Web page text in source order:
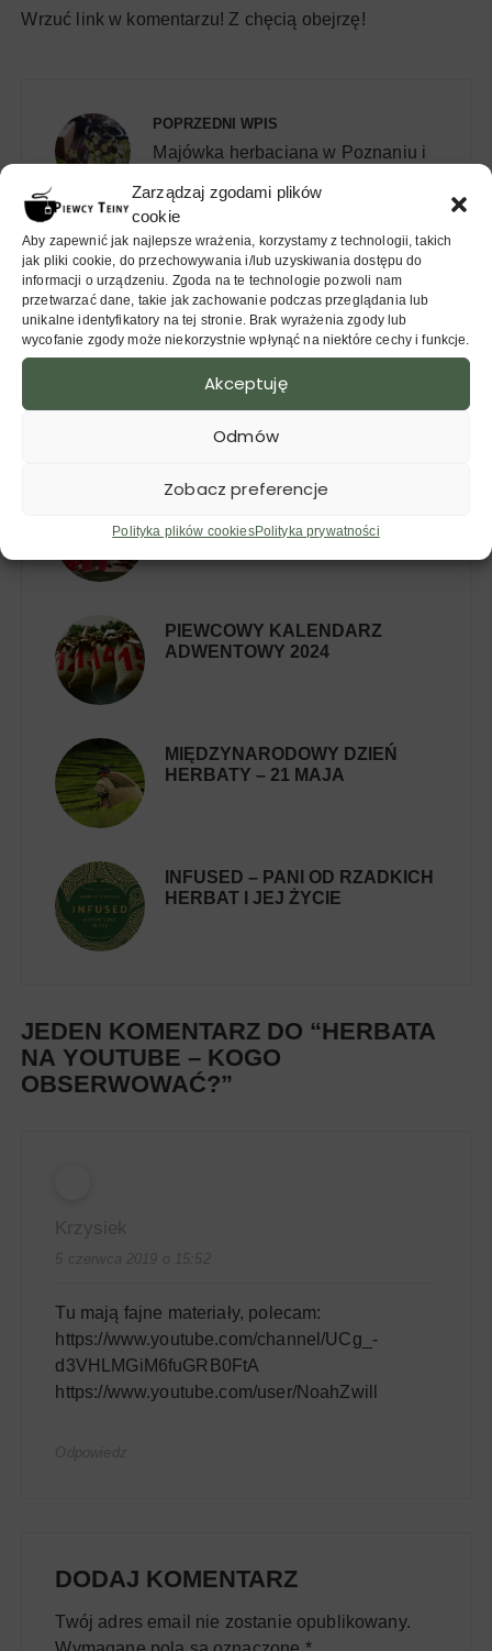
Zarządzaj zgodami plików
cookie
Aby zapewnić jak najlepsze wrażenia, korzystamy z technologii, takich
jak pliki cookie, do przechowywania i/lub uzyskiwania dostępu do
informacji o urządzeniu. Zgoda na te technologie pozwoli nam
przetwarzać dane, takie jak zachowanie podczas przeglądania lub
unikalne identyfikatory na tej stronie. Brak wyrażenia zgody lub
wycofanie zgody może niekorzystnie wpłynąć na niektóre cechy i funkcje.
Akceptuję
Odmów
Zobacz preferencje
Polityka plików cookiesPolityka prywatności
Wrzuć link w komentarzu! Z chęcią obejrzę!
wpisu
POPRZEDNI WPIS
Majówka herbaciana w Poznaniu i
NASTĘPNY WPIS
Randka w ciemno z herbatą - blind
tasting
MOŻE CIĘ ZAINTERESOWAĆ
FANA HERBATY 2024
PIEWCOWY KALENDARZ
ADWENTOWY 2024
MIĘDZYNARODOWY DZIEŃ
HERBATY – 21 MAJA
INFUSED – PANI OD RZADKICH
HERBAT I JEJ ŻYCIE
JEDEN KOMENTARZ DO “HERBATA
NA YOUTUBE – KOGO
OBSERWOWAĆ?”
Tu mają fajne materiały, polecam:
https://www.youtube.com/channel/UCg_-
d3VHLMGiM6fuGRB0FtA
https://www.youtube.com/user/NoahZwill
DODAJ KOMENTARZ
Twój adres email nie zostanie opublikowany.